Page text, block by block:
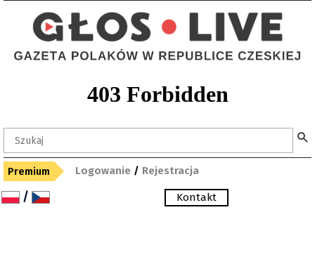
Premium Logowanie / Rejestracja
/ Kontakt